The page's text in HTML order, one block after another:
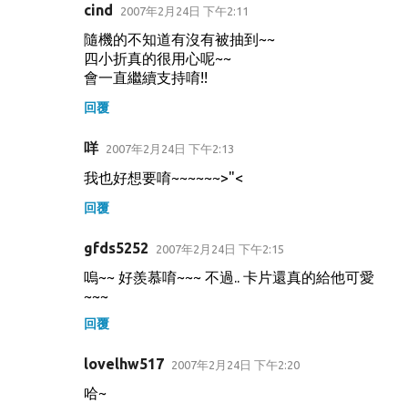
cind 2007年2月24日 下午2:11
隨機的不知道有沒有被抽到~~
四小折真的很用心呢~~
會一直繼續支持唷!!
回覆
咩 2007年2月24日 下午2:13
我也好想要唷~~~~~~>"<
回覆
gfds5252 2007年2月24日 下午2:15
嗚~~ 好羨慕唷~~~ 不過.. 卡片還真的給他可愛
~~~
回覆
lovelhw517 2007年2月24日 下午2:20
哈~